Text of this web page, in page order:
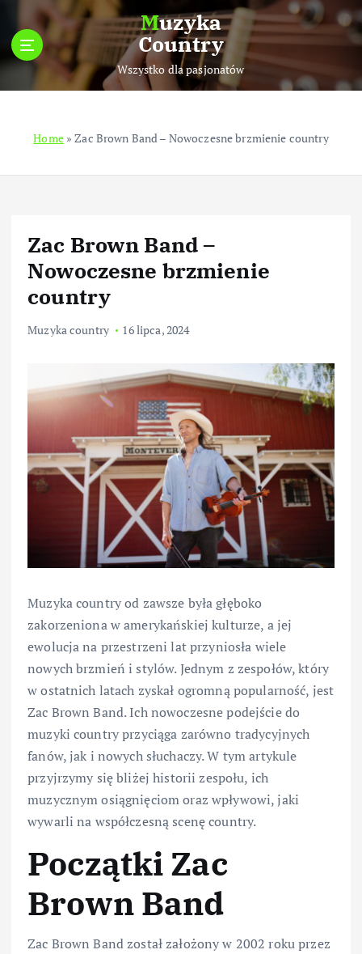
p
t
Muzyka
Country
Wszystko dla pasjonatów
Home»Zac Brown Band – Nowoczesne brzmienie country
Zac Brown Band –
Nowoczesne brzmienie
country
Muzyka country 16 lipca, 2024
Muzyka country od zawsze była głęboko
zakorzeniona w amerykańskiej kulturze, a jej
ewolucja na przestrzeni lat przyniosła wiele
nowych brzmień i stylów. Jednym z zespołów, który
w ostatnich latach zyskał ogromną popularność, jest
Zac Brown Band. Ich nowoczesne podejście do
muzyki country przyciąga zarówno tradycyjnych
fanów, jak i nowych słuchaczy. W tym artykule
przyjrzymy się bliżej historii zespołu, ich
muzycznym osiągnięciom oraz wpływowi, jaki
wywarli na współczesną scenę country.
Początki Zac
Brown Band
Zac Brown Band został założony w 2002 roku przez